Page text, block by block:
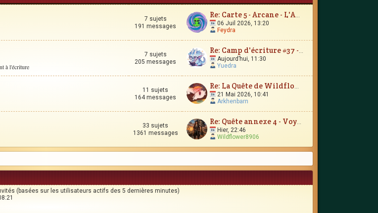
7 sujets
191 messages
Re: Carte 5 - Arcane - L'Amour Immortel
06 Juil 2026, 13:20
Feydra
à l'écriture
7 sujets
205 messages
Re: Camp d'écriture #37 - Le Trésor d'Encrépine
Aujourd’hui, 11:30
Yuedra
11 sujets
164 messages
Re: La Quête de Wildflower et JunimarionH
21 Mai 2026, 10:41
Arkhenbarn
33 sujets
1361 messages
Re: Quête annexe 4 - Voyages et contrées lointaines
Hier, 22:46
Wildflower8906
(basées sur les utilisateurs actifs des 5 dernières minutes)